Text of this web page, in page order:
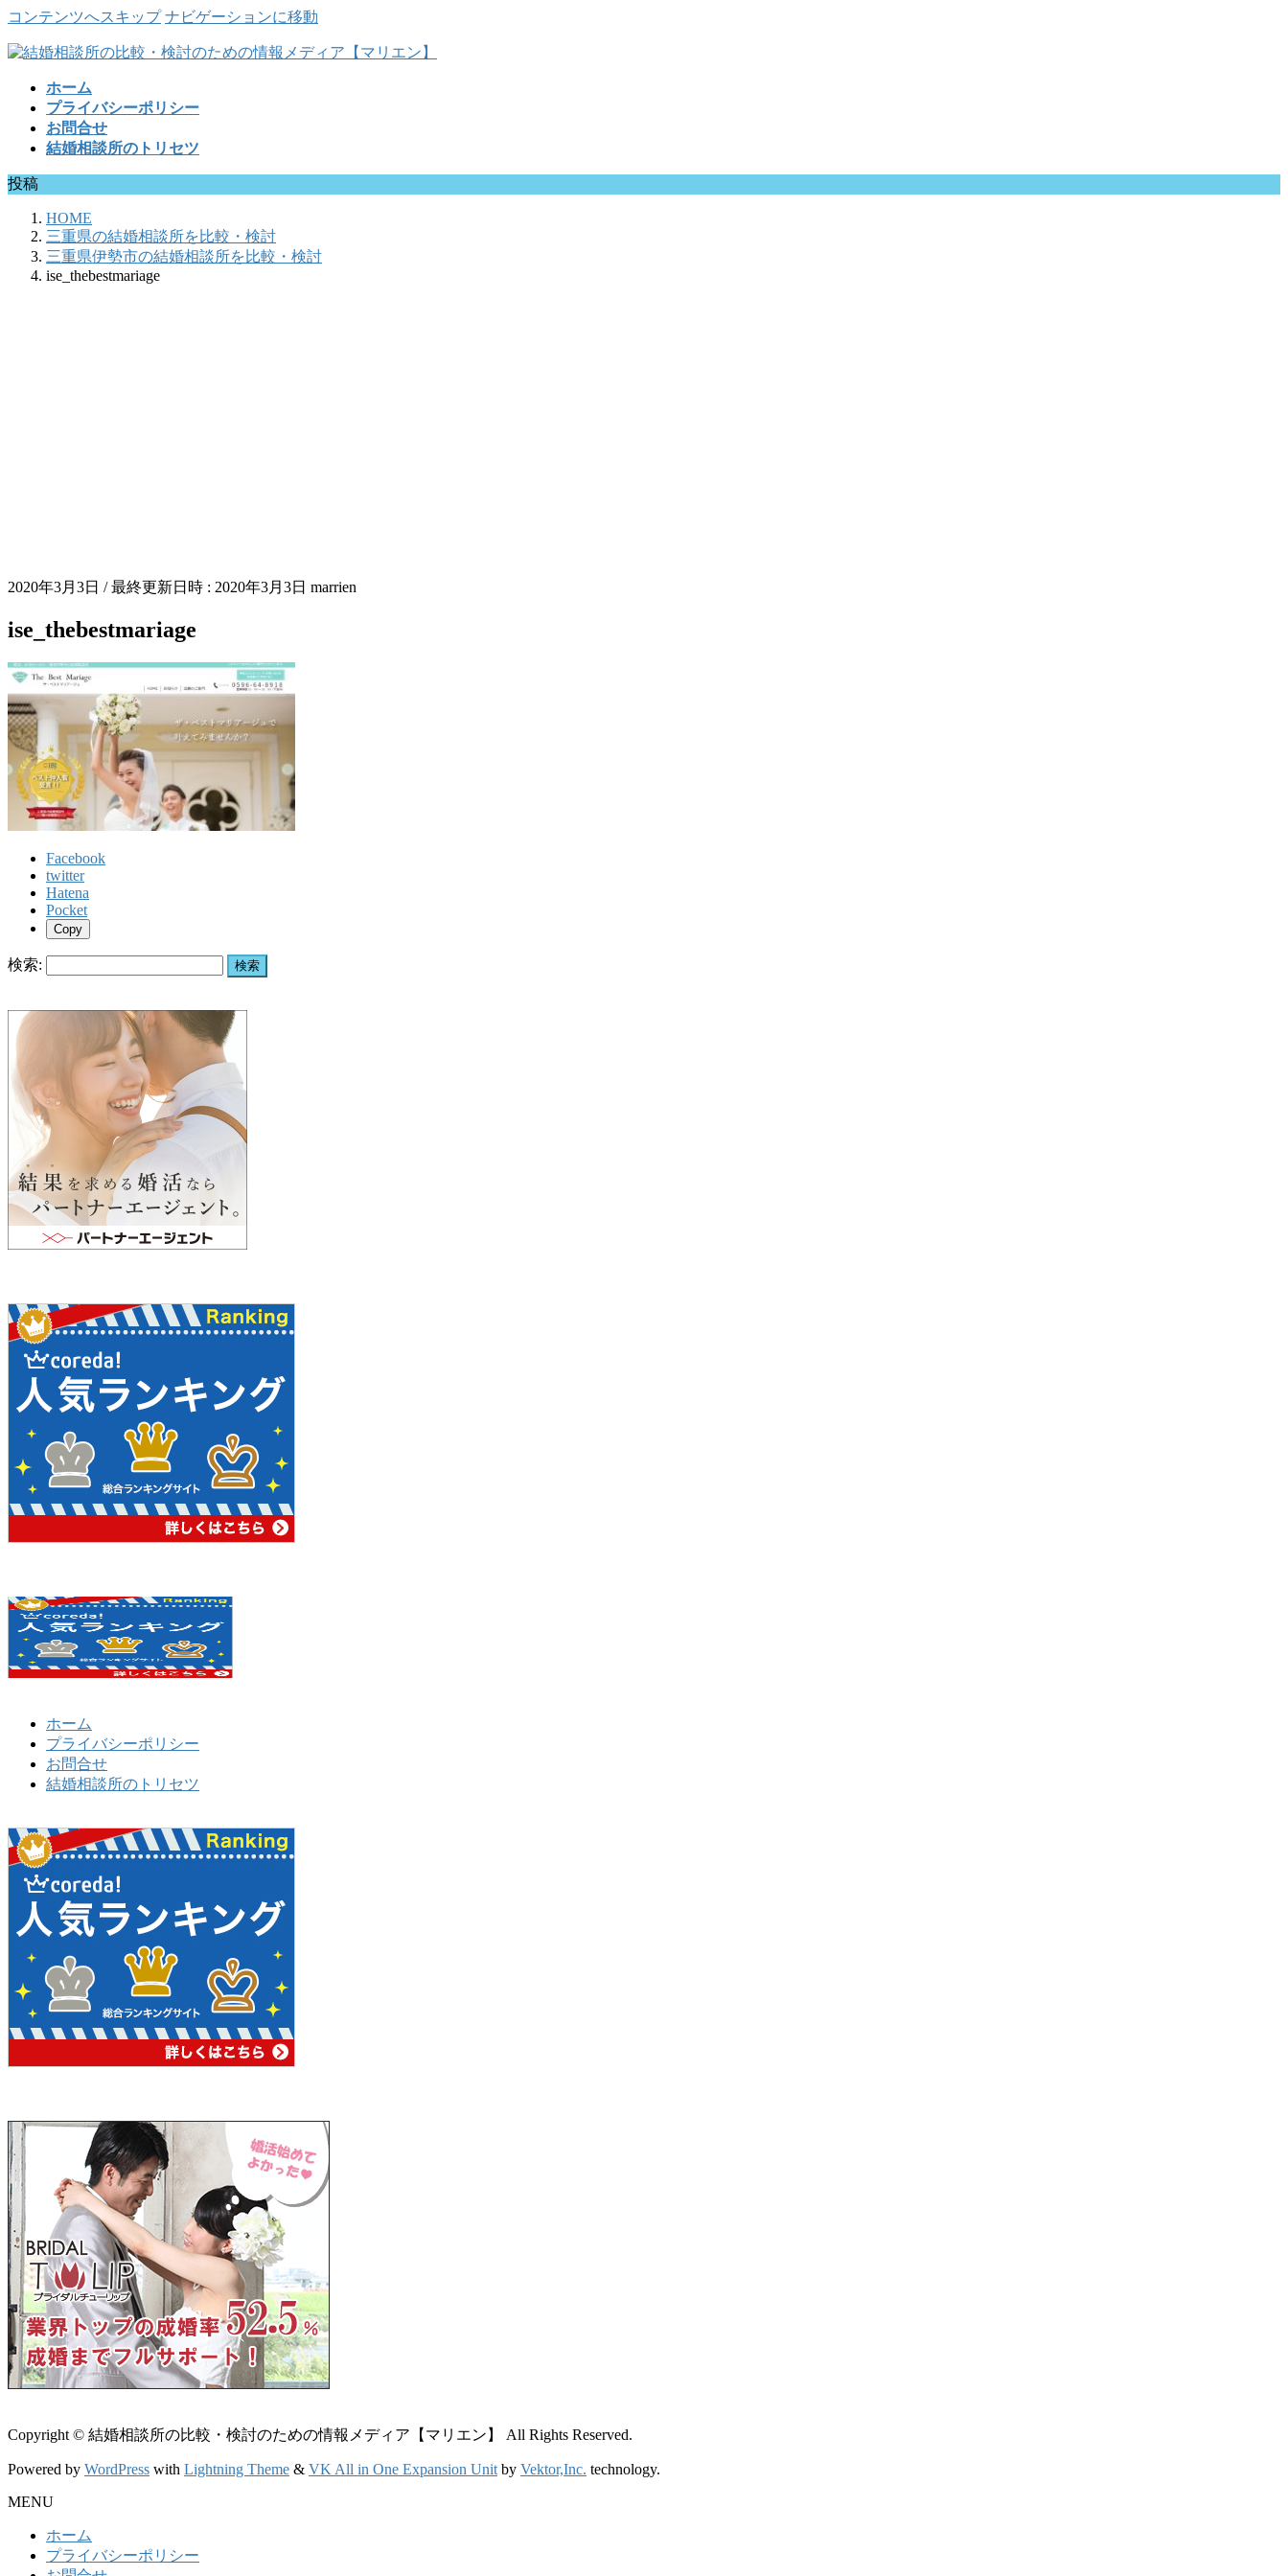
コンテンツへスキップ ナビゲーションに移動
ホーム
プライバシーポリシー
お問合せ
結婚相談所のトリセツ
投稿
HOME
三重県の結婚相談所を比較・検討
三重県伊勢市の結婚相談所を比較・検討
ise_thebestmariage
2020年3月3日 / 最終更新日時 : 2020年3月3日 marrien
ise_thebestmariage
Facebook
twitter
Hatena
Pocket
Copy
検索:
ホーム
プライバシーポリシー
お問合せ
結婚相談所のトリセツ
Copyright © 結婚相談所の比較・検討のための情報メディア【マリエン】 All Rights Reserved.
Powered by WordPress with Lightning Theme & VK All in One Expansion Unit by Vektor,Inc. technology.
MENU
ホーム
プライバシーポリシー